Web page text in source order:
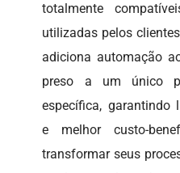
totalmente
utilizadas pelos
adiciona automação
preso a um único
específica, garantindo
e melhor custo-
transformar seus